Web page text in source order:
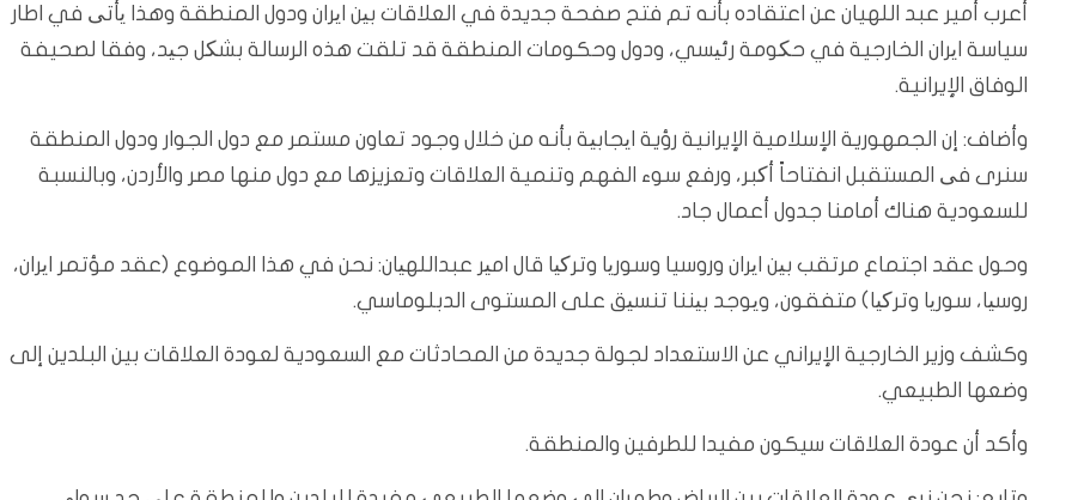
أعرب أمير عبد اللهيان عن اعتقاده بأنه تم فتح صفحة جديدة في العلاقات بین ایران ودول المنطقة وهذا یأتی في اطار
سياسة ایران الخارجية في حکومة رئیسي، ودول وحكومات المنطقة قد تلقت هذه الرسالة بشکل جید، وفقا لصحيفة
الوفاق الإيرانية.
وأضاف: إن الجمهورية الإسلامية الإيرانية رؤية ایجابیة بأنه من خلال وجود تعاون مستمر مع دول الجوار ودول المنطقة
سنرى فی المستقبل انفتاحاً أکبر، ورفع سوء الفهم وتنمية العلاقات وتعزيزها مع دول منها مصر والأردن، وبالنسبة
للسعودية هناك أمامنا جدول أعمال جاد.
وحول عقد اجتماع مرتقب بین ایران وروسيا وسوریا وترکیا قال امیر عبداللهیان: نحن في هذا الموضوع (عقد مؤتمر ایران،
روسیا، سوریا وترکیا) متفقون، ویوجد بیننا تنسیق على المستوى الدبلوماسي.
وكشف وزير الخارجية الإيراني عن الاستعداد لجولة جديدة من المحادثات مع السعودية لعودة العلاقات بين البلدين إلى
وضعها الطبيعي.
وأكد أن عودة العلاقات سيكون مفيدا للطرفين والمنطقة.